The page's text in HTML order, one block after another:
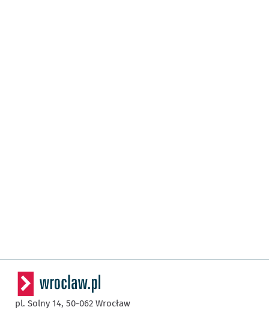
pl. Solny 14, 50-062 Wrocław